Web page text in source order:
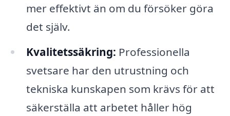
mer effektivt än om du försöker göra
det själv.
Kvalitetssäkring: Professionella
svetsare har den utrustning och
tekniska kunskapen som krävs för att
säkerställa att arbetet håller hög